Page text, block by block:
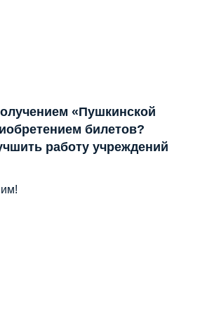
«Пушкинской
билетов?
работу учреждений